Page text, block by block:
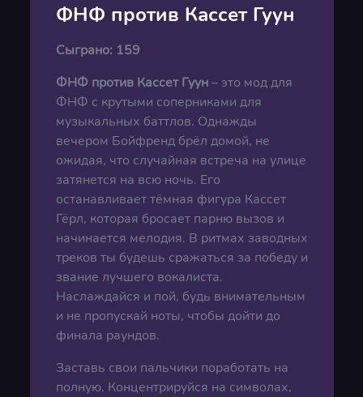
ФНФ против Кассет Гуун
Сыграно: 159
ФНФ против Кассет Гуун– это мод для
ФНФ с крутыми соперниками для
музыкальных баттлов. Однажды
вечером Бойфренд брёл домой, не
ожидая, что случайная встреча на улице
затянется на всю ночь. Его
останавливает тёмная фигура Кассет
Гёрл, которая бросает парню вызов и
начинается мелодия. В ритмах заводных
треков ты будешь сражаться за победу и
звание лучшего вокалиста.
Наслаждайся и пой, будь внимательным
и не пропускай ноты, чтобы дойти до
финала раундов.
Заставь свои пальчики поработать на
полную. Концентрируйся на символах,